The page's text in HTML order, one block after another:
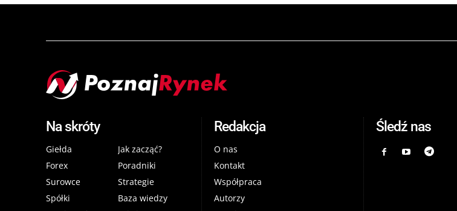
Na skróty
Giełda
Forex
Surowce
Spółki
Jak zacząć?
Poradniki
Strategie
Baza wiedzy
Redakcja
O nas
Kontakt
Współpraca
Autorzy
Śledź nas